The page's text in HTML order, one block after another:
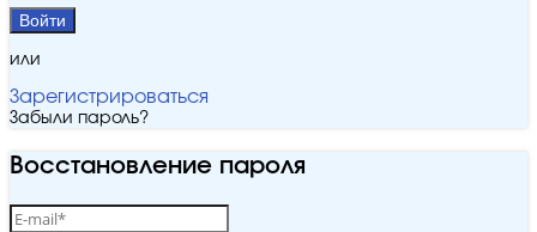
Войти
или
Зарегистрироваться
Забыли пароль?
Восстановление пароля